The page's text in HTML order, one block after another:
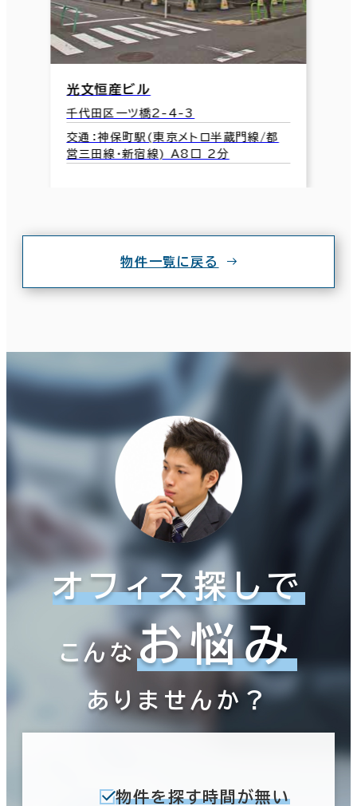
光文恒産ビル
千代田区一ツ橋2-4-3
交通：神保町駅(東京メトロ半蔵門線/都
営三田線･新宿線) A8口 2分
物件一覧に戻る
オフィス探しで
こんなお悩み
ありませんか？
物件を探す時間が無い